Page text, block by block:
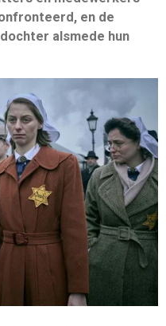
en de
alsmede hun